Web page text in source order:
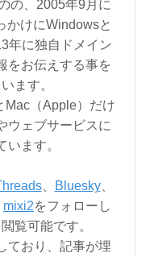
の、2005年9月に
かけにWindowsと
年に独自ドメイン
をお伝えする事を
ます。
Mac（Apple）だけ
ウェブサービスに
ます。
、 Bluesky、
mixi2をフォローし
覧可能です。
ており、記事が埋